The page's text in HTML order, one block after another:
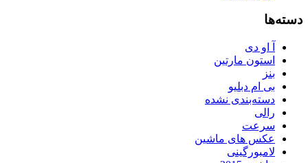
دسته‌ها
آ او دی
استون مارتین
بنز
بی ام دبلیو
دسته‌بندی نشده
رالی
سرعت
عکس های ماشین
لامبورگینی